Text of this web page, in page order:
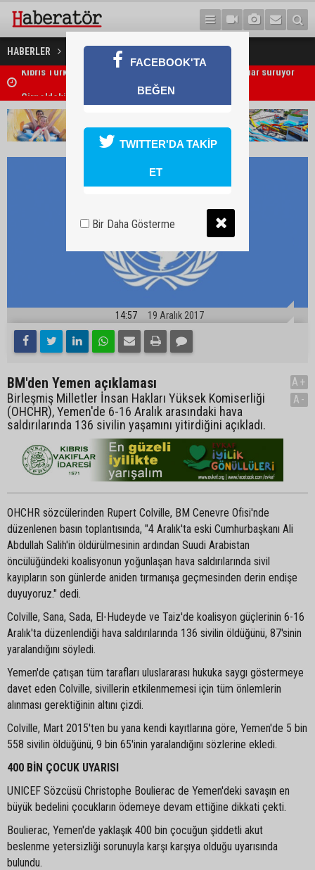
HABERLER DÜNYA BM'den Yemen açıklaması
Girne'deki cinayet zanlısı polis tarafından yakalandı
14:57 19 Aralık 2017
BM'den Yemen açıklaması
Birleşmiş Milletler İnsan Hakları Yüksek Komiserliği
(OHCHR), Yemen'de 6-16 Aralık arasındaki hava
saldırılarında 136 sivilin yaşamını yitirdiğini açıkladı.
A+
A-
OHCHR sözcülerinden Rupert Colville, BM Cenevre Ofisi'nde
düzenlenen basın toplantısında, "4 Aralık'ta eski Cumhurbaşkanı Ali
Abdullah Salih'in öldürülmesinin ardından Suudi Arabistan
öncülüğündeki koalisyonun yoğunlaşan hava saldırılarında sivil
kayıpların son günlerde aniden tırmanışa geçmesinden derin endişe
duyuyoruz." dedi.
Colville, Sana, Sada, El-Hudeyde ve Taiz'de koalisyon güçlerinin 6-16
Aralık'ta düzenlendiği hava saldırılarında 136 sivilin öldüğünü, 87'sinin
yaralandığını söyledi.
Yemen'de çatışan tüm tarafları uluslararası hukuka saygı göstermeye
davet eden Colville, sivillerin etkilenmemesi için tüm önlemlerin
alınması gerektiğinin altını çizdi.
Colville, Mart 2015'ten bu yana kendi kayıtlarına göre, Yemen'de 5 bin
558 sivilin öldüğünü, 9 bin 65'inin yaralandığını sözlerine ekledi.
400 BİN ÇOCUK UYARISI
UNICEF Sözcüsü Christophe Boulierac de Yemen'deki savaşın en
büyük bedelini çocukların ödemeye devam ettiğine dikkati çekti.
Boulierac, Yemen'de yaklaşık 400 bin çocuğun şiddetli akut
beslenme yetersizliği sorunuyla karşı karşıya olduğu uyarısında
bulundu.
FACEBOOK'TA
BEĞEN
TWITTER'DA TAKİP
ET
Bir Daha Gösterme